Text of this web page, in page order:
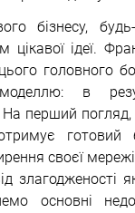
бізнесу,
цікавої ідеї.
головного
в
перший
готовий
своєї
злагодженості
основні